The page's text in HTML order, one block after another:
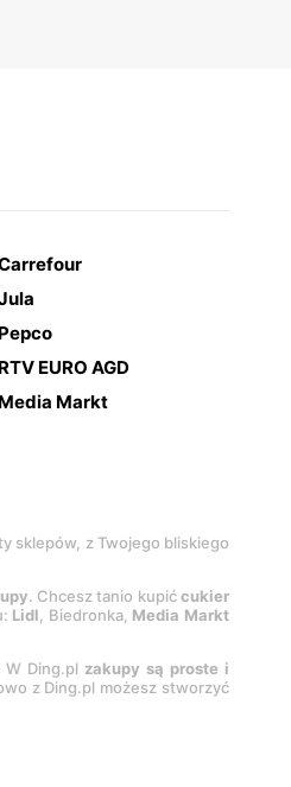
Pepco
RTV EURO AGD
Media Markt
sklepów, z Twojego bliskiego
. Chcesz tanio kupićcukier
Lidl, Biedronka, Media Markt
W Ding.pl zakupy są proste i
z Ding.pl możesz stworzyć